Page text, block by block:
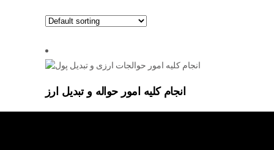
انجام کلیه امور حواله و تبدیل ارز